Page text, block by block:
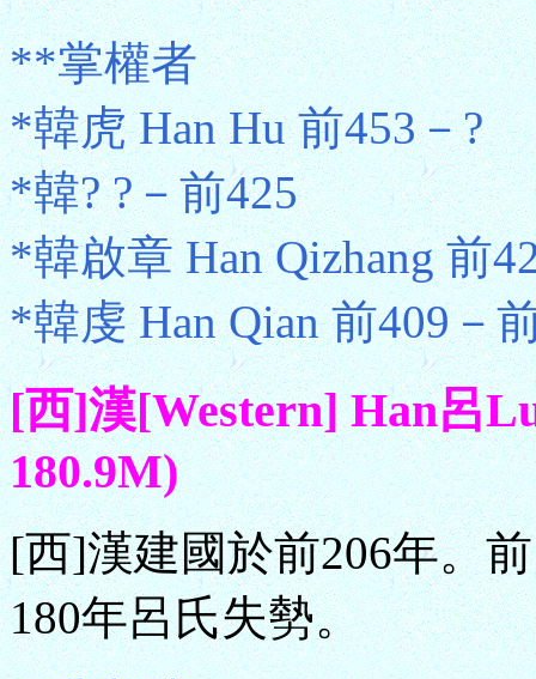
**掌權者
*韓虎 Han Hu 前453－?
*韓? ?－前425
*韓啟章 Han Qizhang 前
*韓虔 Han Qian 前409－
[西]漢[Western] Han呂
180.9M)
[西]漢建國於前206年。
180年呂氏失勢。